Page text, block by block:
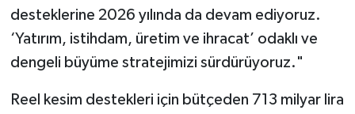
desteklerine 2026 yılında da devam ediyoruz.
‘Yatırım, istihdam, üretim ve ihracat’ odaklı ve
dengeli büyüme stratejimizi sürdürüyoruz."
Reel kesim destekleri için bütçeden 713 milyar lira